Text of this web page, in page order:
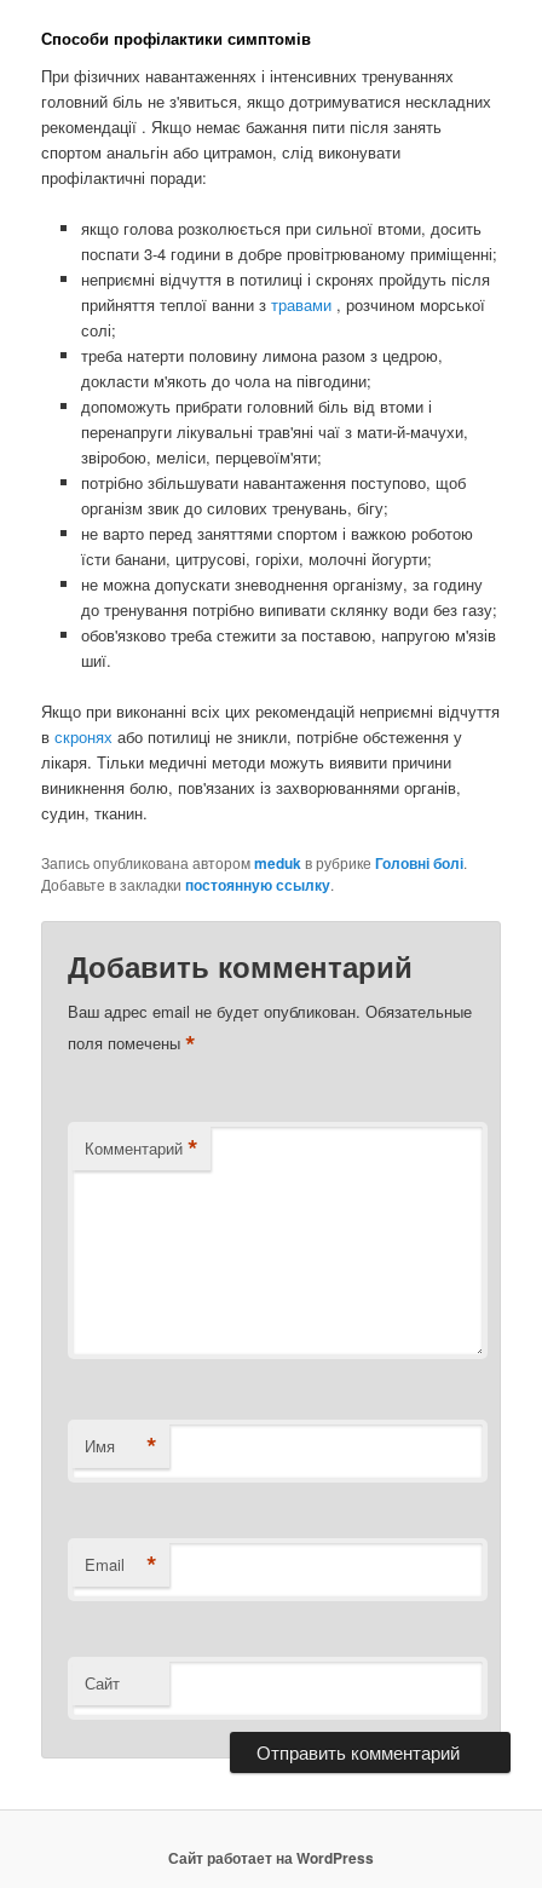
Способи профілактики симптомів
При фізичних навантаженнях і інтенсивних тренуваннях
головний біль не з'явиться, якщо дотримуватися нескладних
рекомендації . Якщо немає бажання пити після занять
спортом анальгін або цитрамон, слід виконувати
профілактичні поради:
якщо голова розколюється при сильної втоми, досить
поспати 3-4 години в добре провітрюваному приміщенні;
неприємні відчуття в потилиці і скронях пройдуть після
прийняття теплої ванни з травами , розчином морської
солі;
треба натерти половину лимона разом з цедрою,
докласти м'якоть до чола на півгодини;
допоможуть прибрати головний біль від втоми і
перенапруги лікувальні трав'яні чаї з мати-й-мачухи,
звіробою, меліси, перцевоїм'яти;
потрібно збільшувати навантаження поступово, щоб
організм звик до силових тренувань, бігу;
не варто перед заняттями спортом і важкою роботою
їсти банани, цитрусові, горіхи, молочні йогурти;
не можна допускати зневоднення організму, за годину
до тренування потрібно випивати склянку води без газу;
обов'язково треба стежити за поставою, напругою м'язів
шиї.
Якщо при виконанні всіх цих рекомендацій неприємні відчуття
вскроняхабо потилиці не зникли, потрібне обстеження у
лікаря. Тільки медичні методи можуть виявити причини
виникнення болю, пов'язаних із захворюваннями органів,
судин, тканин.
Запись опубликована авторомmeduk в рубрикеГоловні болі.
Добавьте в закладкипостоянную ссылку.
Добавить комментарий
Ваш адрес email не будет опубликован. Обязательные
поля помечены*
Комментарий *
Имя *
Email *
Сайт
Сайт работает на WordPress